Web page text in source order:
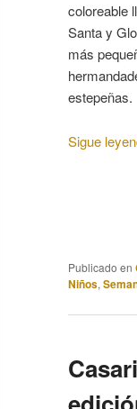
coloreable
Santa y
más
estepeñas.
Sigue
Publicado en
Niños,